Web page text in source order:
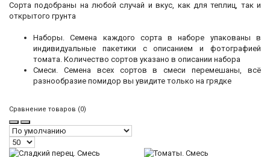
Сорта подобраны на любой случай и вкус, как для теплиц, так и
открытого грунта
Наборы. Семена каждого сорта в наборе упакованы в
индивидуальные пакетики с описанием и фотографией
томата. Количество сортов указано в описании набора
Смеси. Семена всех сортов в смеси перемешаны, всё
разнообразие помидор вы увидите только на грядке
Сравнение товаров (0)